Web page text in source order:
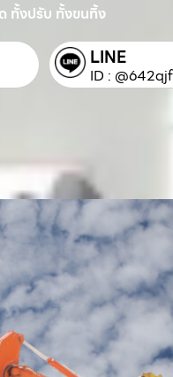
ทั้งปรับ ทั้งขนทิ้ง
LINE
ID :